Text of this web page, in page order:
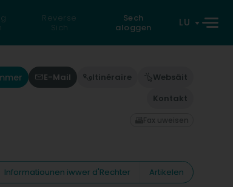
Reverse
Sich
Sech
aloggen
LU
E-Mail Itinéraire
Websäit
Kontakt
Fax uweisen
Informatiounen iwwer d'Rechter Artikelen